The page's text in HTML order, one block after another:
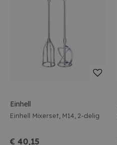
Einhell
Einhell Mixerset, M14, 2-delig
€ 40,15